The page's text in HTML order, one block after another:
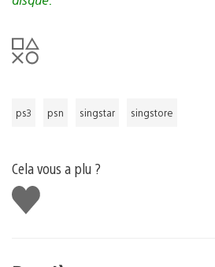
ps3 psn singstar singstore
Cela vous a plu ?
J'aime